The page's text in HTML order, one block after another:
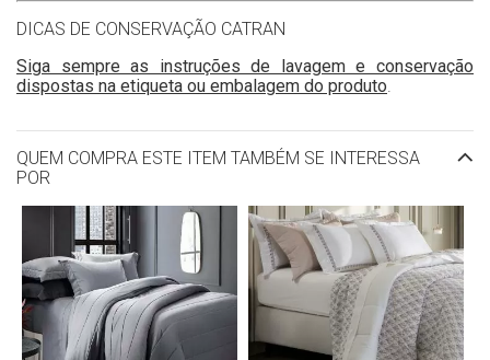
DICAS DE CONSERVAÇÃO CATRAN
Siga sempre as instruções de lavagem e conservação
dispostas na etiqueta ou embalagem do produto
QUEM COMPRA ESTE ITEM TAMBÉM SE INTERESSA
POR